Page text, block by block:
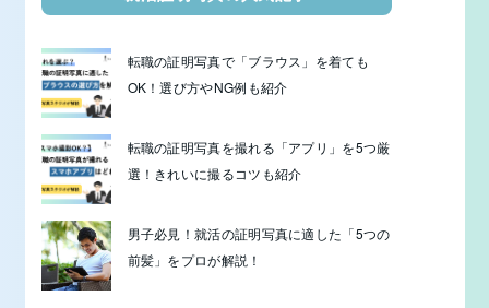
転職の証明写真で「ブラウス」を着ても
OK！選び方やNG例も紹介
転職の証明写真を撮れる「アプリ」を5つ厳
選！きれいに撮るコツも紹介
男子必見！就活の証明写真に適した「5つの
前髪」をプロが解説！